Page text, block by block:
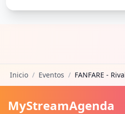
Inicio / Eventos / FANFARE -
MyStreamAgenda